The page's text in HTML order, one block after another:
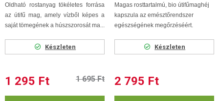
Oldható rostanyag tökéletes forrása
az útifű mag, amely vízből képes a
saját tömegének a húszszorosát ma...
Készleten
1 295 Ft 1 695 Ft
Magas rosttartalmú, bio útifűmaghéj
kapszula az emésztőrendszer
egészségének megőrzéséért.
Készleten
2 795 Ft